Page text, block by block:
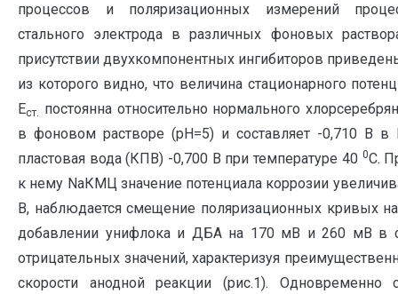
процессов и поляризационных измерений
стального электрода в различных фоновых
присутствии двухкомпонентных ингибиторов
из которого видно, что величина стационарного
Ест. постоянна относительно нормального
в фоновом растворе (рН=5) и составляет -0,710 В в
пластовая вода (КПВ) -0,700 В при температуре 40 0С.
к нему NaКМЦ значение потенциала коррозии
В, наблюдается смещение поляризационных кривых
добавлении унифлока и ДБА на 170 мВ и 260 мВ в
отрицательных значений, характеризуя
скорости анодной реакции (рис.1). Одновременно